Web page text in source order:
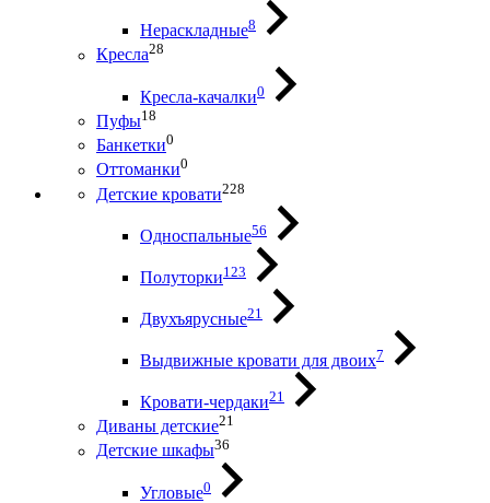
Нераскладные8
Кресла28
Кресла-качалки0
Пуфы18
Банкетки0
Оттоманки0
Детские кровати228
Односпальные56
Полуторки123
Двухъярусные21
Выдвижные кровати для двоих7
Кровати-чердаки21
Диваны детские21
Детские шкафы36
Угловые0